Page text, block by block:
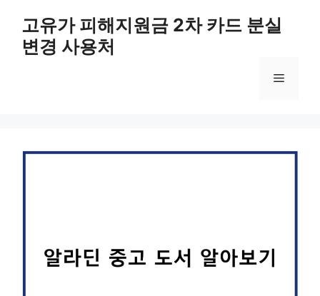
고유가 피해지원금 2차 카드 분실
변경 사용처
메